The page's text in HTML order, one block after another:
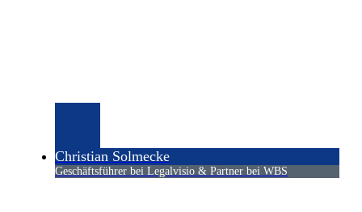
Christian Solmecke
Geschäftsführer bei Legalvisio & Partner bei WBS